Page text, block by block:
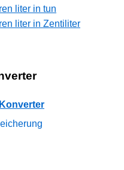
liter in tun
liter in Zentiliter